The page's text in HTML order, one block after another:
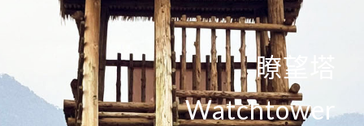
瞭望塔
Watchtower